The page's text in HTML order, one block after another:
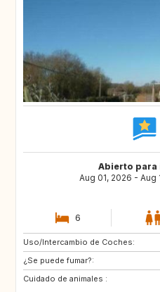
Abierto para
Aug 01, 2026 -
6
Uso/Intercambio de Coches:
¿Se puede fumar?:
Cuidado de animales :
ES
PT